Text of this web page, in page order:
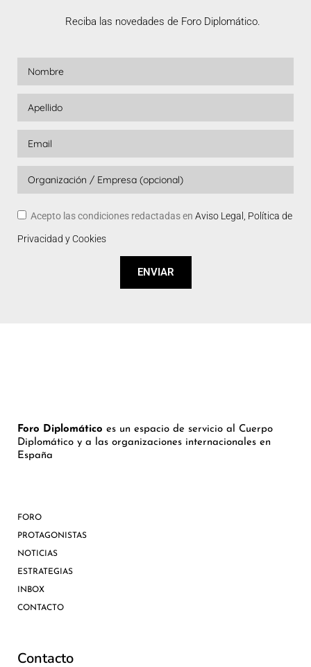
Reciba las novedades de Foro Diplomático.
Acepto las condiciones redactadas en Aviso Legal, Política de
Privacidad y Cookies
ENVIAR
Foro Diplomático es un espacio de servicio al Cuerpo
Diplomático y a las organizaciones internacionales en
España
FORO
PROTAGONISTAS
NOTICIAS
ESTRATEGIAS
INBOX
CONTACTO
Contacto